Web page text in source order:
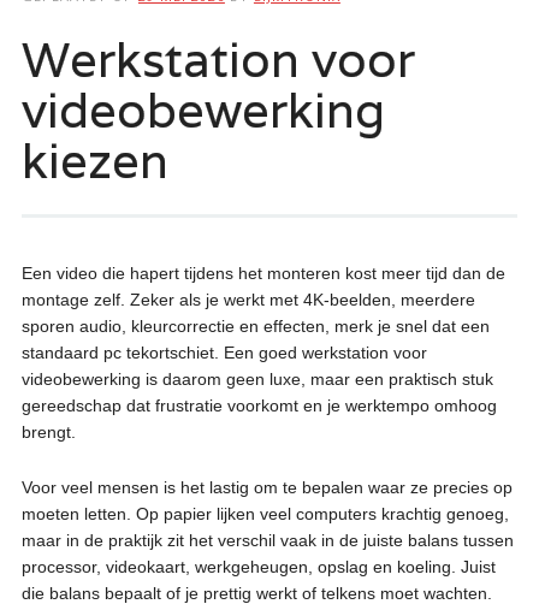
Werkstation voor
videobewerking
kiezen
Een video die hapert tijdens het monteren kost meer tijd dan de
montage zelf. Zeker als je werkt met 4K-beelden, meerdere
sporen audio, kleurcorrectie en effecten, merk je snel dat een
standaard pc tekortschiet. Een goed werkstation voor
videobewerking is daarom geen luxe, maar een praktisch stuk
gereedschap dat frustratie voorkomt en je werktempo omhoog
brengt.
Voor veel mensen is het lastig om te bepalen waar ze precies op
moeten letten. Op papier lijken veel computers krachtig genoeg,
maar in de praktijk zit het verschil vaak in de juiste balans tussen
processor, videokaart, werkgeheugen, opslag en koeling. Juist
die balans bepaalt of je prettig werkt of telkens moet wachten.